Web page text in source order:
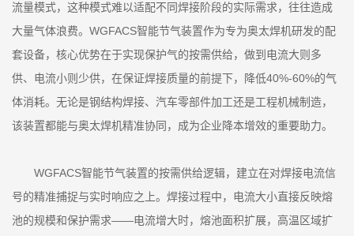
流量模式，这种模式难以适配不同焊接阶段的实际需求，往往造成
大量气体浪费。WGFACS智能节气装置作为专为奥太焊机研发的配
套设备，核心优势在于实现保护气的按需供给，做到电流大则多
供、电流小则少供，在保证焊接质量的前提下，降低40%-60%的气
体消耗。无论是钢结构焊接、汽车零部件加工还是工程机械制造，
该装置都能与奥太焊机精准协同，成为企业降本增效的重要助力。
WGFACS智能节气装置的按需供给逻辑，建立在对焊接电流信
号的精准捕捉与实时响应之上。焊接过程中，电流大小直接反映熔
池的规模和保护需求——电流增大时，熔池面积扩展，高温区域扩